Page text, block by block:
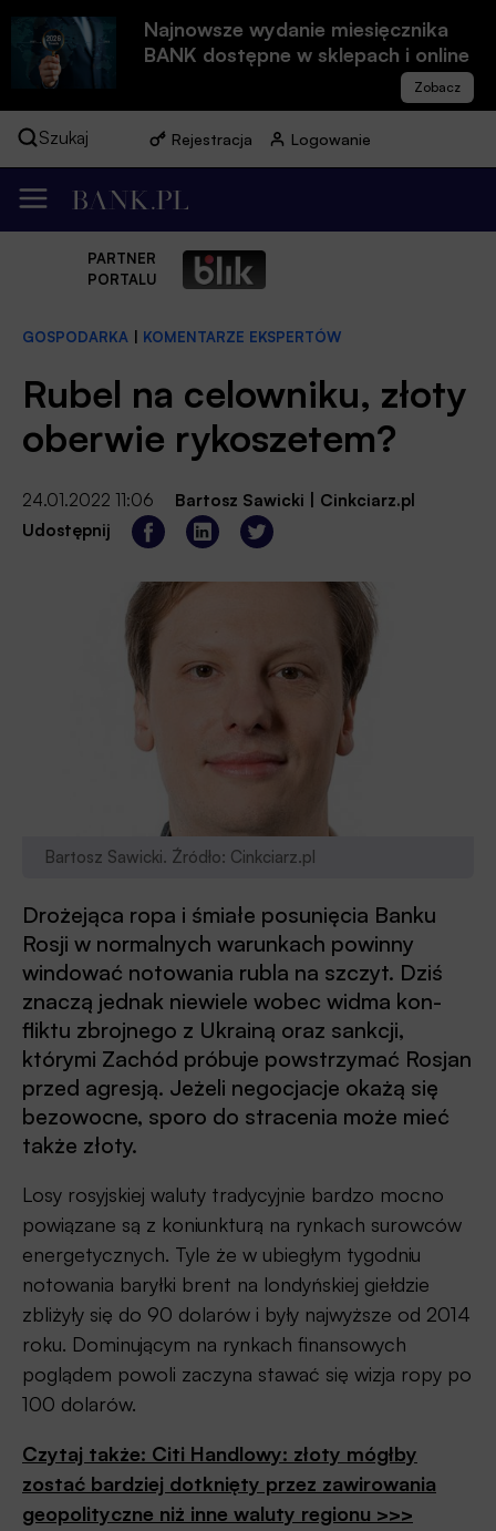
Najnowsze wydanie miesięcznika
BANK dostępne w sklepach i online
Szukaj Rejestracja Logowanie
PARTNER
PORTALU
GOSPODARKA KOMENTARZE EKSPERTÓW
Rubel na celowniku, złoty
oberwie rykoszetem?
24.01.2022 11:06 Bartosz Sawicki
Cinkciarz.pl
Udostępnij
Bartosz Sawicki. Źródło: Cinkciarz.pl
Drożejąca ropa i śmiałe posunięcia Banku
Rosji w normalnych warunkach powinny
windować notowania rubla na szczyt. Dziś
znaczą jednak niewiele wobec widma kon-
fliktu zbrojnego z Ukrainą oraz sankcji,
którymi Zachód próbuje powstrzymać Rosjan
przed agresją. Jeżeli negocjacje okażą się
bezowocne, sporo do stracenia może mieć
także złoty.
Losy rosyjskiej waluty tradycyjnie bardzo mocno
powiązane są z koniunkturą na rynkach surowców
energetycznych. Tyle że w ubiegłym tygodniu
notowania baryłki brent na londyńskiej giełdzie
zbliżyły się do 90 dolarów i były najwyższe od 2014
roku. Dominującym na rynkach finansowych
poglądem powoli zaczyna stawać się wizja ropy po
100 dolarów.
Czytaj także: Citi Handlowy: złoty mógłby
zostać bardziej dotknięty przez zawirowania
geopolityczne niż inne waluty regionu >>>